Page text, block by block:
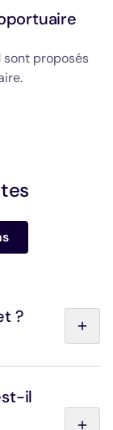
sont proposés
?
arrêt
il